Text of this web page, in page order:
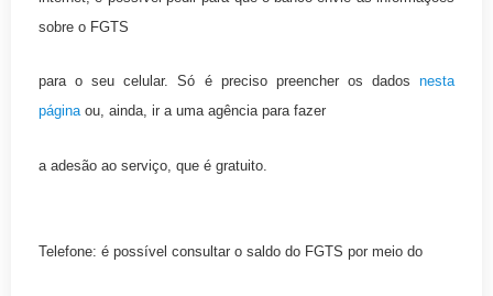
sobre o FGTS
para o seu celular. Só é preciso preencher os dados
nesta
página ou, ainda, ir a uma agência para fazer
a adesão ao serviço, que é gratuito.
Telefone: é possível consultar o saldo do FGTS por meio do